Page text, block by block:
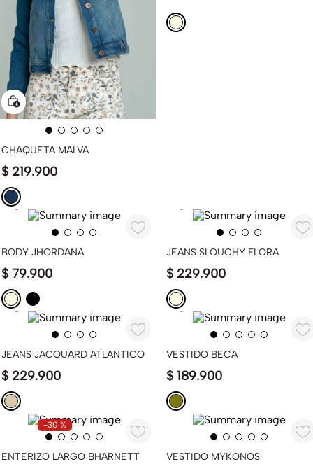
CHAQUETA MALVA
$ 219.900
BODY JHORDANA
$ 79.900
JEANS SLOUCHY FLORA
$ 229.900
JEANS JACQUARD ATLANTICO
$ 229.900
VESTIDO BECA
$ 189.900
-30 %
ENTERIZO LARGO BHARNETT
VESTIDO MYKONOS